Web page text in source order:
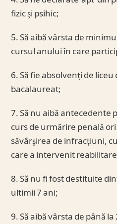
fizic și psihic;
5. Să aibă vârsta de
cursul anului în care
6. Să fie absolvenți de liceu
bacalaureat;
7. Să nu aibă antecedente
curs de urmărire penală
săvârșirea de infracțiuni,
care a intervenit
8. Să nu fi fost destituite
ultimii 7 ani;
9. Să aibă vârsta de până